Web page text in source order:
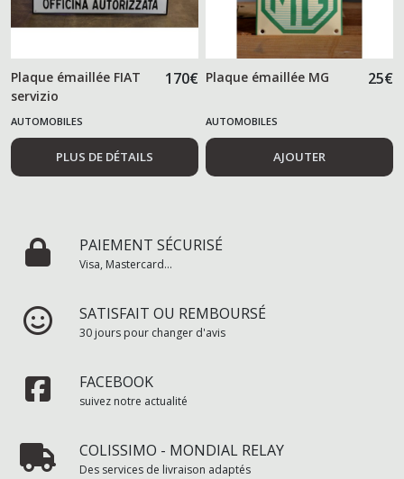
Plaque émaillée FIAT
servizio
170€
AUTOMOBILES
PLUS DE DÉTAILS
Plaque émaillée MG 25€
AUTOMOBILES
AJOUTER
PAIEMENT SÉCURISÉ
Visa, Mastercard...
SATISFAIT OU REMBOURSÉ
30 jours pour changer d'avis
FACEBOOK
suivez notre actualité
COLISSIMO - MONDIAL RELAY
Des services de livraison adaptés